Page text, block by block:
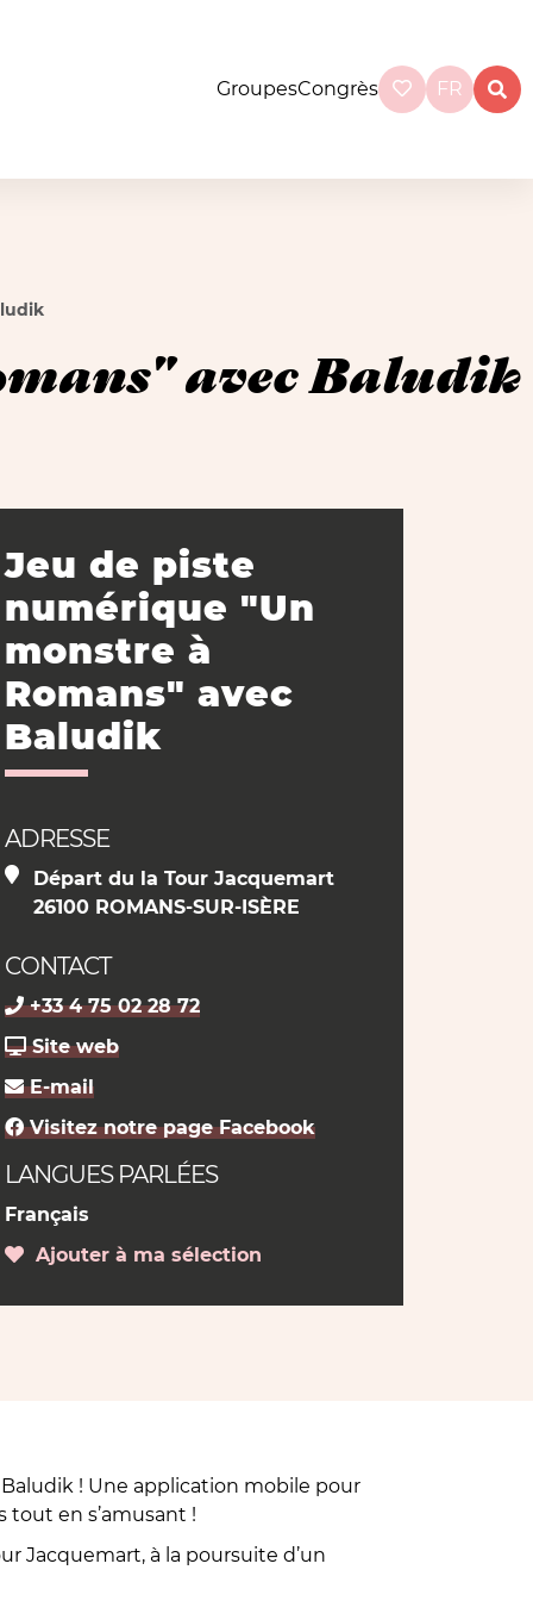
GroupesCongrès FR
avec Baludik
Jeu de piste
numérique "Un
monstre à
Romans" avec
Baludik
ADRESSE
Départ du la Tour Jacquemart
26100 ROMANS-SUR-ISÈRE
CONTACT
+33 4 75 02 28 72
Site web
E-mail
Visitez notre page Facebook
LANGUES PARLÉES
Français
Ajouter à ma sélection
! Une application mobile pour
tout en s’amusant !
Jacquemart, à la poursuite d’un